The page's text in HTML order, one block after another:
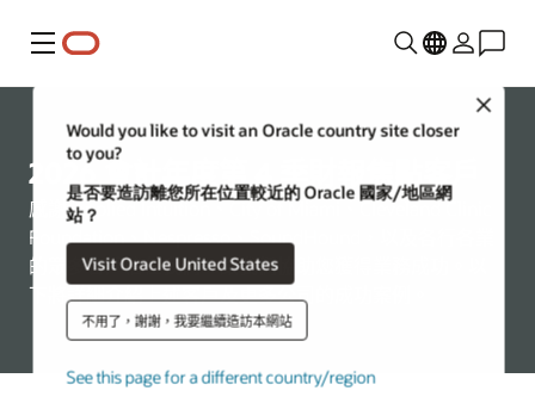
功能表
Close
Would you like to visit an Oracle country site closer
to you?
是否要造訪離您所在位置較近的 Oracle 國家/地區網
站？
Visit Oracle United States
不用了，謝謝，我要繼續造訪本網站
See this page for a different country/region
2026 會計年度第 4 季財報焦點客戶
感謝 Applied Intuition、City of Miami、Cleveland Clinic
Foundation、Nespresso、SoundHound，以及各行各業
的眾多客戶信任我們，讓我們協助您獲得業務成功。以
下將詳細介紹上述客戶及更多公司的成功案例。